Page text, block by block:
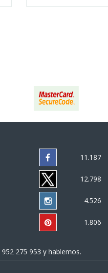
11.187
12.798
4.526
1.806
952 275 953 y hablemos.